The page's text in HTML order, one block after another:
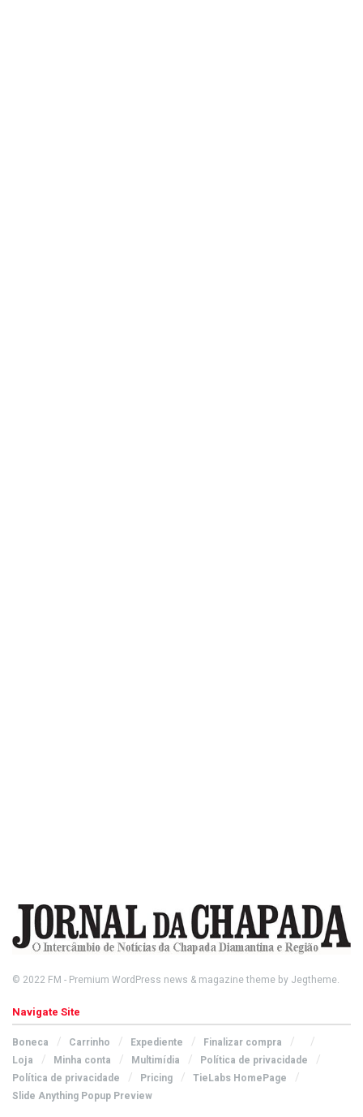
© 2022 FM - Premium WordPress news & magazine theme by Jegtheme.
Navigate Site
Boneca Carrinho Expediente
Finalizar compra
Loja
Minha conta Multimídia
Política de privacidade
Política de privacidade
Pricing
TieLabs HomePage
Slide Anything Popup Preview